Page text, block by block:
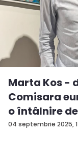
04 septembrie 2025,
Marta Kos -
Comisara
o întâlnire